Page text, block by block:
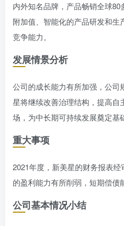
内外知名品牌，产品畅销全球
附加值、智能化的产品研发和生
竞争能力。
发展情景分析
公司的成长能力有所加强，公司
星将继续改善治理结构，提高自
场，为中长期可持续发展奠定基
重大事项
2021年度，新美星的财务报表
的盈利能力有所削弱，短期偿债
公司基本情况小结